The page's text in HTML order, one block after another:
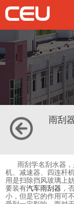
雨刮
雨刮学名刮水器，
机、减速器、四连杆
用是扫除挡风玻璃上
要装有汽车雨刮器 ，
小，但是它的作用可